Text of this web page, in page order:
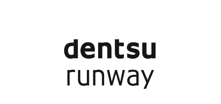
サステナビリティ